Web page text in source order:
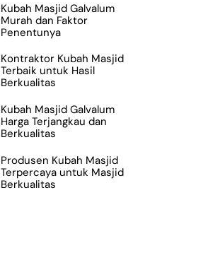
Kubah Masjid Galvalum
Murah dan Faktor
Penentunya
Kontraktor Kubah Masjid
Terbaik untuk Hasil
Berkualitas
Kubah Masjid Galvalum
Harga Terjangkau dan
Berkualitas
Produsen Kubah Masjid
Terpercaya untuk Masjid
Berkualitas